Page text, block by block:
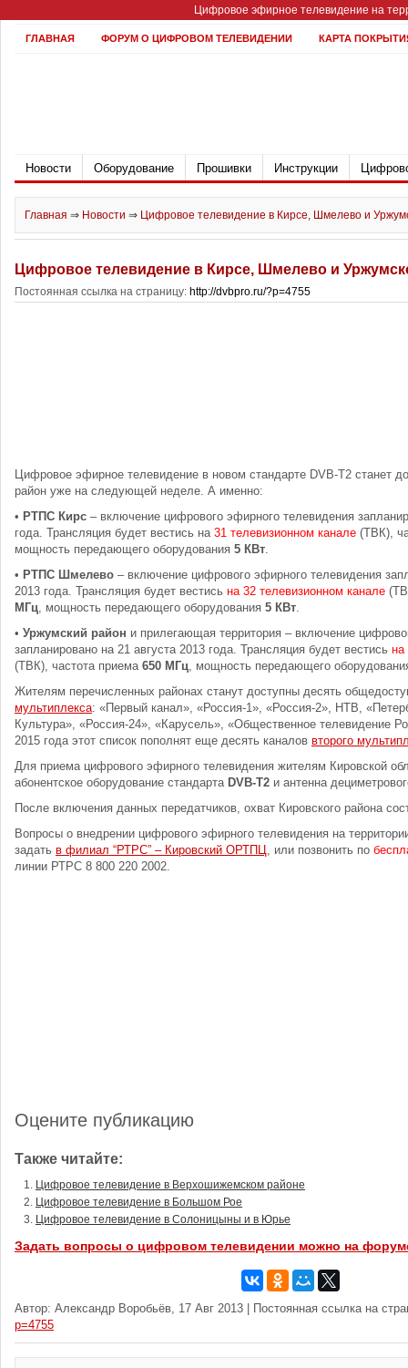
Цифровое эфирное телевидение на
ГЛАВНАЯ ФОРУМ О ЦИФРОВОМ ТЕЛЕВИДЕНИИ КАРТА
Новости Оборудование Прошивки Инструкции
Главная ⇒ Новости ⇒ Цифровое телевидение в Кирсе, Шмелево и
Цифровое телевидение в Кирсе, Шмелево и
Постоянная ссылка на страницу: http://dvbpro.ru/?p=4755
Цифровое эфирное телевидение в новом стандарте DVB-T2 станет
район уже на следующей неделе. А именно:
• РТПС Кирс – включение цифрового эфирного телевидения
года. Трансляция будет вестись на 31 телевизионном канале (ТВК),
мощность передающего оборудования 5 КВт.
• РТПС Шмелево – включение цифрового эфирного телевидения
2013 года. Трансляция будет вестись на 32 телевизионном канале
МГц, мощность передающего оборудования 5 КВт.
• Уржумский район и прилегающая территория – включение
запланировано на 21 августа 2013 года. Трансляция будет вестись на
(ТВК), частота приема 650 МГц, мощность передающего
Жителям перечисленных районах станут доступны десять
мультиплекса: «Первый канал», «Россия-1», «Россия-2», НТВ,
Культура», «Россия-24», «Карусель», «Общественное телевидение
2015 года этот список пополнят еще десять каналов второго
Для приема цифрового эфирного телевидения жителям Кировской
абонентское оборудование стандарта DVB-T2 и антенна
После включения данных передатчиков, охват Кировского района
Вопросы о внедрении цифрового эфирного телевидения на
задать в филиал “РТРС” – Кировский ОРТПЦ, или позвонить по
линии РТРС 8 800 220 2002.
Оцените публикацию
Также читайте:
Цифровое телевидение в Верхошижемском районе
Цифровое телевидение в Большом Рое
Цифровое телевидение в Солоницыны и в Юрье
Задать вопросы о цифровом телевидении можно на
Автор: Александр Воробьёв, 17 Авг 2013 | Постоянная ссылка на
p=4755